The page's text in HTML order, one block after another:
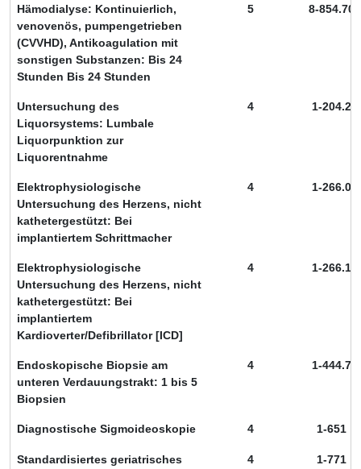
Hämodialyse: Kontinuierlich,
venovenös, pumpengetrieben
(CVVHD), Antikoagulation mit
sonstigen Substanzen: Bis 24
Stunden Bis 24 Stunden
5 8-854.70
Untersuchung des
Liquorsystems: Lumbale
Liquorpunktion zur
Liquorentnahme
4 1-204.2
Elektrophysiologische
Untersuchung des Herzens, nicht
kathetergestützt: Bei
implantiertem Schrittmacher
4 1-266.0
Elektrophysiologische
Untersuchung des Herzens, nicht
kathetergestützt: Bei
implantiertem
Kardioverter/Defibrillator [ICD]
4 1-266.1
Endoskopische Biopsie am
unteren Verdauungstrakt: 1 bis 5
Biopsien
4 1-444.7
Diagnostische Sigmoideoskopie 4 1-651
Standardisiertes geriatrisches
4 1-771